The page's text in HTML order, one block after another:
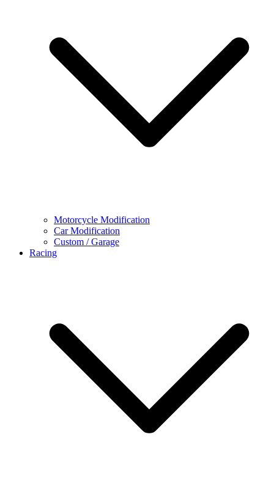
Motorcycle Modification
Car Modification
Custom / Garage
Racing